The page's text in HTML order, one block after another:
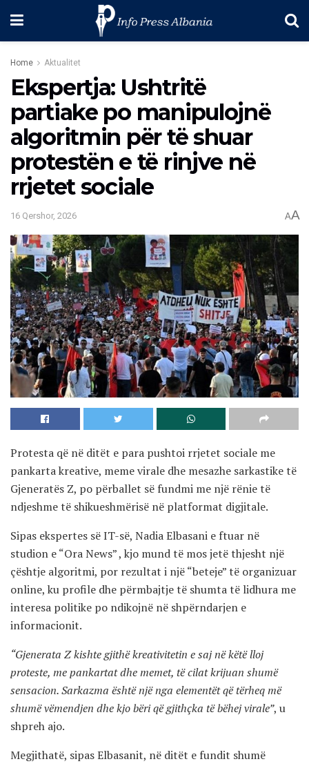
Home Aktualitet
Ekspertja: Ushtritë
partiake po manipulojnë
algoritmin për të shuar
protestën e të rinjve në
rrjetet sociale
16 Qershor, 2026 AA
Protesta që në ditët e para pushtoi rrjetet sociale me
pankarta kreative, meme virale dhe mesazhe sarkastike të
Gjeneratës Z, po përballet së fundmi me një rënie të
ndjeshme të shikueshmërisë në platformat digjitale.
Sipas ekspertes së IT-së, Nadia Elbasani e ftuar në
studion e “Ora News” , kjo mund të mos jetë thjesht një
çështje algoritmi, por rezultat i një “beteje” të organizuar
online, ku profile dhe përmbajtje të shumta të lidhura me
interesa politike po ndikojnë në shpërndarjen e
informacionit.
“Gjenerata Z kishte gjithë kreativitetin e saj në këtë lloj
proteste, me pankartat dhe memet, të cilat krijuan shumë
sensacion. Sarkazma është një nga elementët që tërheq më
shumë vëmendjen dhe kjo bëri që gjithçka të bëhej virale”, u
shpreh ajo.
Megjithatë, sipas Elbasanit, në ditët e fundit shumë